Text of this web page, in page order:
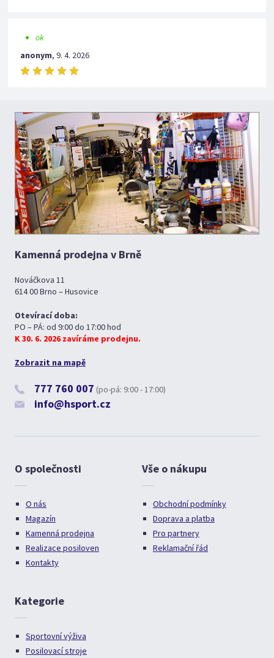
ok
anonym,9. 4. 2026
Kamenná prodejna v Brně
Nováčkova 11
614 00 Brno – Husovice
Otevírací doba:
PO – PÁ: od 9:00 do 17:00 hod
K 30. 6. 2026 zavíráme prodejnu.
Zobrazit na mapě
777 760 007 (po-pá: 9:00 - 17:00)
info@hsport.cz
O společnosti
O nás
Magazín
Kamenná prodejna
Realizace posiloven
Kontakty
Vše o nákupu
Obchodní podmínky
Doprava a platba
Pro partnery
Reklamační řád
Kategorie
Sportovní výživa
Posilovací stroje